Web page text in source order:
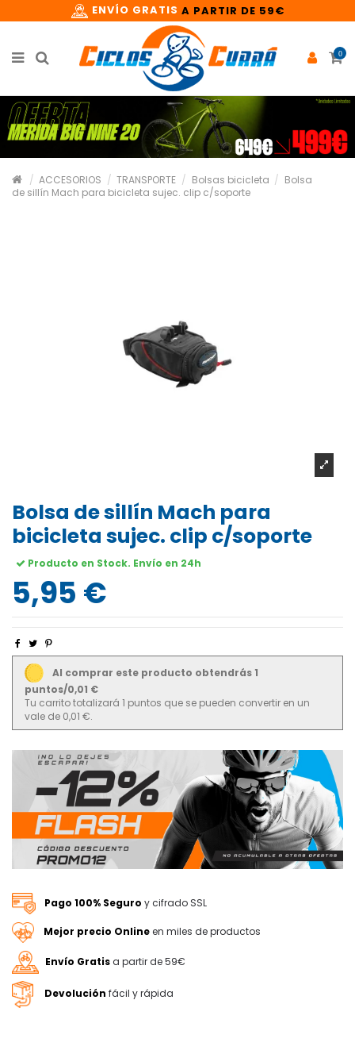
ENVÍO GRATIS A PARTIR DE 59€
0
ACCESORIOS TRANSPORTE Bolsas bicicleta
Bolsa
de sillín Mach para bicicleta sujec. clip c/soporte
Bolsa de sillín Mach para
bicicleta sujec. clip c/soporte
Producto en Stock. Envío en 24h
5,95 €
Al comprar este producto obtendrás 1
puntos/0,01 €
Tu carrito totalizará 1 puntos que se pueden convertir en un
vale de 0,01 €.
Pago 100% Seguro y cifrado SSL
Mejor precio Onlineen miles de productos
Envío Gratisa partir de 59€
Devolución fácil y rápida